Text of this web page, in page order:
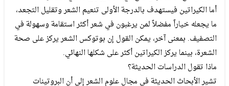
أما الكيراتين فيستهدف بالدرجة الأولى تنعيم الشعر وتقليل التجعد،
ما يجعله خياراً مفضلاً لمن يرغبون في شعر أكثر استقامة وسهولة في
التصفيف. بمعنى آخر، يمكن القول إن بوتوكس الشعر يركز على صحة
الشعرة، بينما يركز الكيراتين أكثر على شكلها النهائي.
ماذا تقول الدراسات الحديثة؟
تشير الأبحاث الحديثة في مجال علوم الشعر إلى أن البروتينات